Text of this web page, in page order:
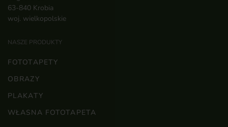
63-840 Krobia
woj. wielkopolskie
NASZE PRODUKTY
FOTOTAPETY
OBRAZY
PLAKATY
WŁASNA FOTOTAPETA